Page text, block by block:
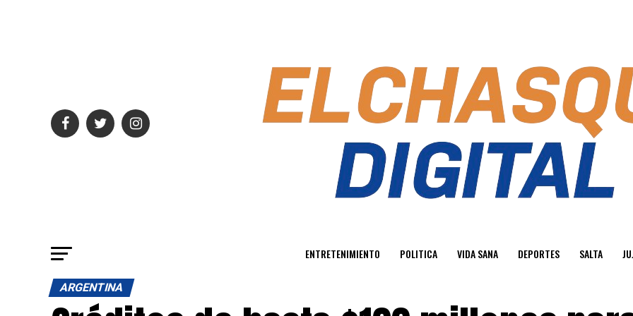
ENTRETENIMIENTO POLITICA VIDA SANA DEPORTES SALTA
ARGENTINA